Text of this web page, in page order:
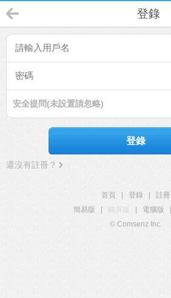
登錄
安全提問(未設置請忽略)
登錄
還沒有註冊？
首頁 登錄
註冊
簡易版
觸屏版 電腦版
© Comsenz Inc.